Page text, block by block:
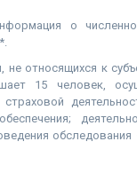
о
относящихся к
15 человек,